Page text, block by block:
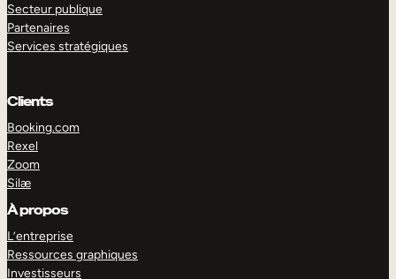
Secteur publique
Partenaires
Services stratégiques
Clients
Booking.com
Rexel
Zoom
Silæ
À propos
L’entreprise
Ressources graphiques
Investisseurs